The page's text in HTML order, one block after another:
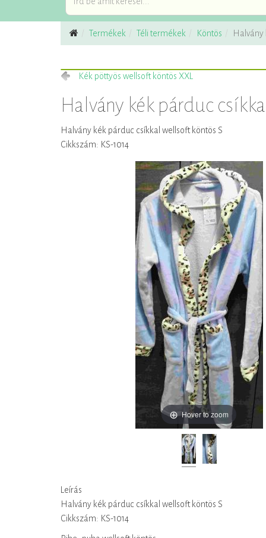
Termékek Téli termékek Köntös Halvány
Kék pöttyös wellsoft köntös XXL
Halvány kék párduc
Halvány kék párduc csíkkal wellsoft köntös S
Cikkszám: KS-1014
Hover to zoom
Leírás
Halvány kék párduc csíkkal wellsoft köntös S
Cikkszám: KS-1014